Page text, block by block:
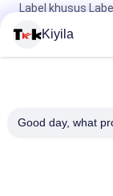
Label khusus
Logo Merek
Pencetakan
Logo Karet untuk
Kiyila
Good day, what